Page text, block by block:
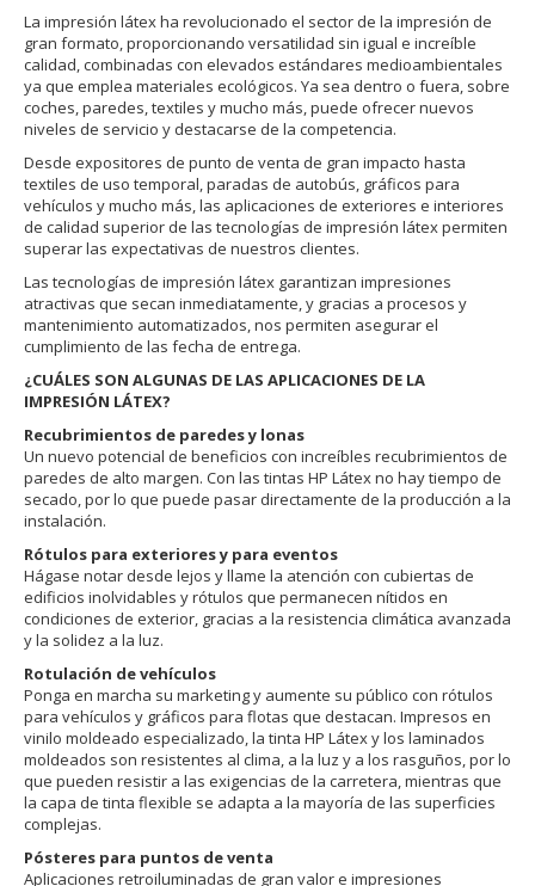
La impresión látex ha revolucionado el sector de la impresión de
gran formato, proporcionando versatilidad sin igual e increíble
calidad, combinadas con elevados estándares medioambientales
ya que emplea materiales ecológicos. Ya sea dentro o fuera, sobre
coches, paredes, textiles y mucho más, puede ofrecer nuevos
niveles de servicio y destacarse de la competencia.
Desde expositores de punto de venta de gran impacto hasta
textiles de uso temporal, paradas de autobús, gráficos para
vehículos y mucho más, las aplicaciones de exteriores e interiores
de calidad superior de las tecnologías de impresión látex permiten
superar las expectativas de nuestros clientes.
Las tecnologías de impresión látex garantizan impresiones
atractivas que secan inmediatamente, y gracias a procesos y
mantenimiento automatizados, nos permiten asegurar el
cumplimiento de las fecha de entrega.
¿CUÁLES SON ALGUNAS DE LAS APLICACIONES DE LA
IMPRESIÓN LÁTEX?
Recubrimientos de paredes y lonas
Un nuevo potencial de beneficios con increíbles recubrimientos de
paredes de alto margen. Con las tintas HP Látex no hay tiempo de
secado, por lo que puede pasar directamente de la producción a la
instalación.
Rótulos para exteriores y para eventos
Hágase notar desde lejos y llame la atención con cubiertas de
edificios inolvidables y rótulos que permanecen nítidos en
condiciones de exterior, gracias a la resistencia climática avanzada
y la solidez a la luz.
Rotulación de vehículos
Ponga en marcha su marketing y aumente su público con rótulos
para vehículos y gráficos para flotas que destacan. Impresos en
vinilo moldeado especializado, la tinta HP Látex y los laminados
moldeados son resistentes al clima, a la luz y a los rasguños, por lo
que pueden resistir a las exigencias de la carretera, mientras que
la capa de tinta flexible se adapta a la mayoría de las superficies
complejas.
Pósteres para puntos de venta
Aplicaciones retroiluminadas de gran valor e impresiones